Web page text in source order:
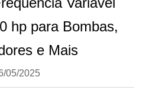
hp para Bombas,
e Mais
05/2025